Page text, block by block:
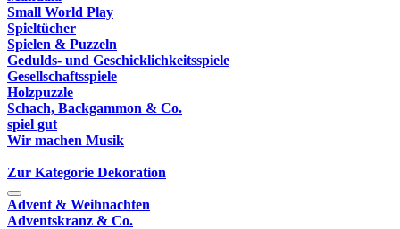
Small World Play
Spieltücher
Spielen & Puzzeln
Gedulds- und Geschicklichkeitsspiele
Gesellschaftsspiele
Holzpuzzle
Schach, Backgammon & Co.
spiel gut
Wir machen Musik
Zur Kategorie Dekoration
Advent & Weihnachten
Adventskranz & Co.